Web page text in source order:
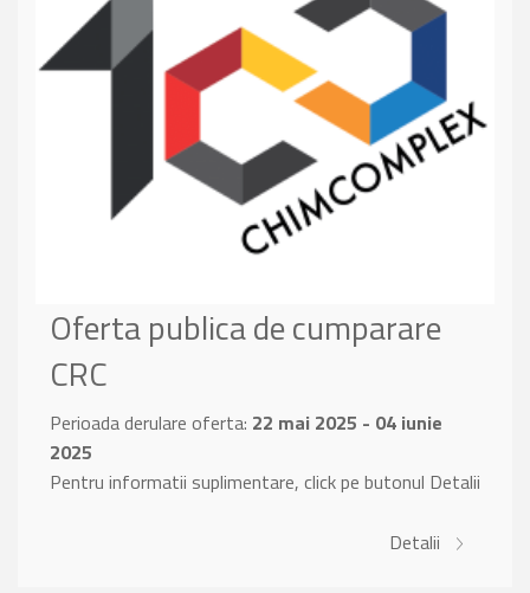
Oferta publica de cumparare
CRC
Perioada derulare oferta: 22 mai 2025 - 04 iunie
2025
Pentru informatii suplimentare, click pe butonul Detalii
Detalii